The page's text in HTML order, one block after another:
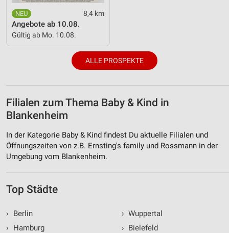
8,4 km
Angebote ab 10.08.
Gültig ab Mo. 10.08.
ALLE PROSPEKTE
Filialen zum Thema Baby & Kind in
Blankenheim
In der Kategorie Baby & Kind findest Du aktuelle Filialen und
Öffnungszeiten von z.B. Ernsting's family und Rossmann in der
Umgebung vom Blankenheim.
Top Städte
›
Berlin
›
Hamburg
› Wuppertal
› Bielefeld